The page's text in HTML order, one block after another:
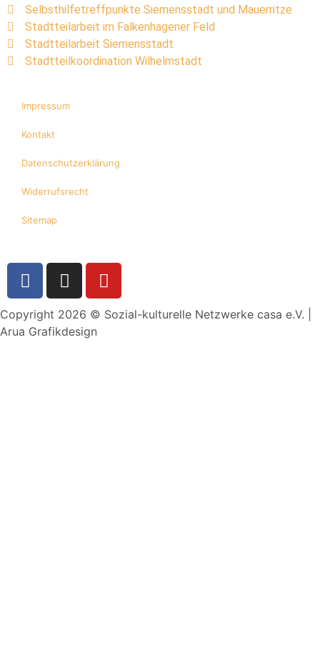
Selbsthilfetreffpunkte Siemensstadt und Mauerritze
Stadtteilarbeit im Falkenhagener Feld
Stadtteilarbeit Siemensstadt
Stadtteilkoordination Wilhelmstadt
Impressum
Kontakt
Datenschutzerklärung
Widerrufsrecht
Sitemap
Copyright 2026 © Sozial-kulturelle Netzwerke casa e.V. |
Arua Grafikdesign